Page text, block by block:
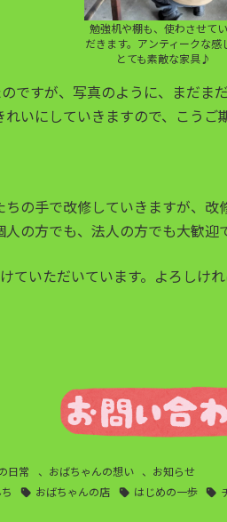
勉強机や棚も、使わさせて
だきます。アンティークな感
とても素敵な家具♪
ですが、写真のように、まだま
いにしていきますので、こうご
の手で改修していきますが、
の方でも、法人の方でも大歓迎
ていただいています。よろしけ
日常 、 おばちゃんの想い 、 お知らせ
おばちゃんの店 はじめの一歩